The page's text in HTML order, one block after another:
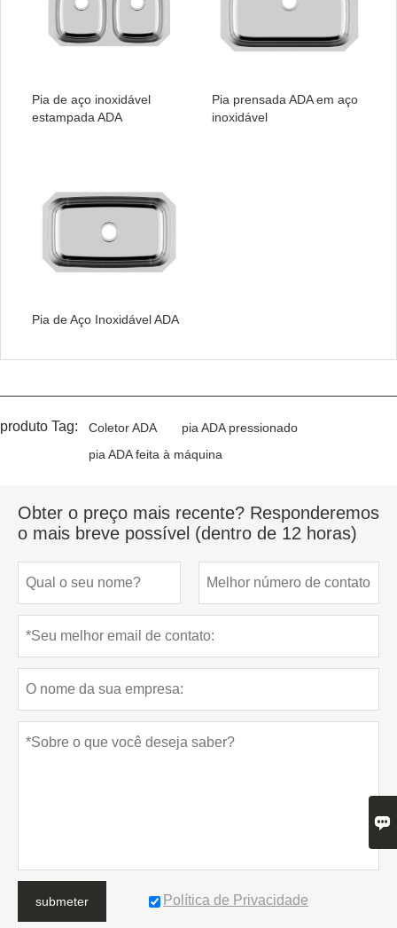
Pia de aço inoxidável
estampada ADA
Pia prensada ADA em aço
inoxidável
Pia de Aço Inoxidável ADA
produto Tag: Coletor ADA
pia ADA pressionado
pia ADA feita à máquina
Obter o preço mais recente? Responderemos
o mais breve possível (dentro de 12 horas)
submeter Política de Privacidade
